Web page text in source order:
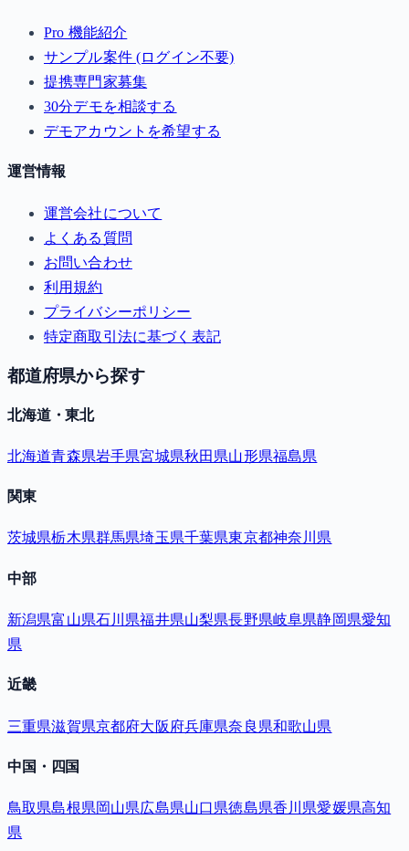
Pro 機能紹介
サンプル案件 (ログイン不要)
提携専門家募集
30分デモを相談する
デモアカウントを希望する
運営情報
運営会社について
よくある質問
お問い合わせ
利用規約
プライバシーポリシー
特定商取引法に基づく表記
都道府県から探す
北海道・東北
北海道青森県岩手県宮城県秋田県山形県福島県
関東
茨城県栃木県群馬県埼玉県千葉県東京都神奈川県
中部
新潟県富山県石川県福井県山梨県長野県岐阜県静岡県愛知
県
近畿
三重県滋賀県京都府大阪府兵庫県奈良県和歌山県
中国・四国
鳥取県島根県岡山県広島県山口県徳島県香川県愛媛県高知
県